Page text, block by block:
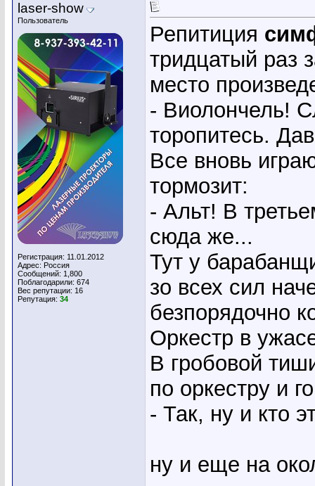
laser-show
Пользователь
Регистрация: 11.01.2012
Адрес: Россия
Сообщений: 1,800
Поблагодарили: 674
Вес репутации: 16
Репутация: 34
Репитиция
тридцатый раз
место
- Виолончель!
торопитесь.
Все вновь
тормозит:
- Альт! В
сюда же...
Тут у
зо всех сил
безпорядочно
Оркестр в
В гробовой
по оркестру и
- Так, ну и кто
ну и еще на